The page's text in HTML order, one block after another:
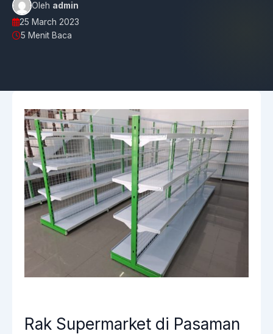
Oleh admin
25 March 2023
5 Menit Baca
Rak Supermarket di Pasaman